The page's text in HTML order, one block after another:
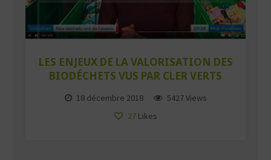
LES ENJEUX DE LA VALORISATION DES
BIODÉCHETS VUS PAR CLER VERTS
18 décembre 2018
5427 Views
27Likes